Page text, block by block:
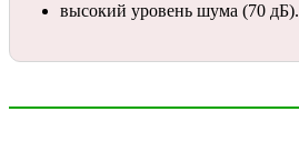
высокий уровень шума (70 дБ).